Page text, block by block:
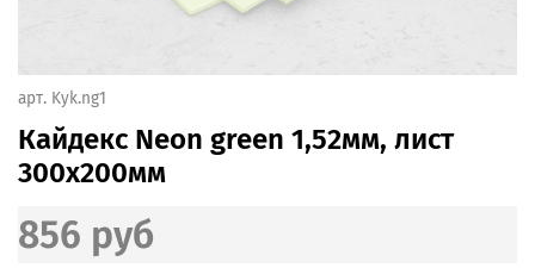
арт. Kyk.ng1
Кайдекс Neon green 1,52мм, лист
300x200мм
856 руб